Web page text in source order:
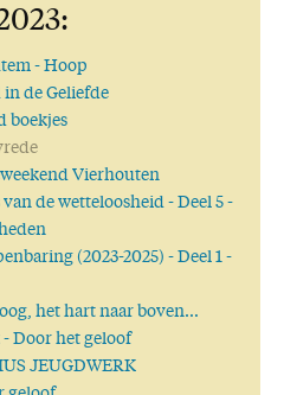
- Hoop
in de Geliefde
boekjes
Vierhouten
van de wetteloosheid- Deel 5 -
(2023-2025)- Deel 1 -
het hart naar boven…
- Door het geloof
JEUGDWERK